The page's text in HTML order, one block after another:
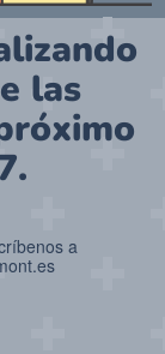
las
a